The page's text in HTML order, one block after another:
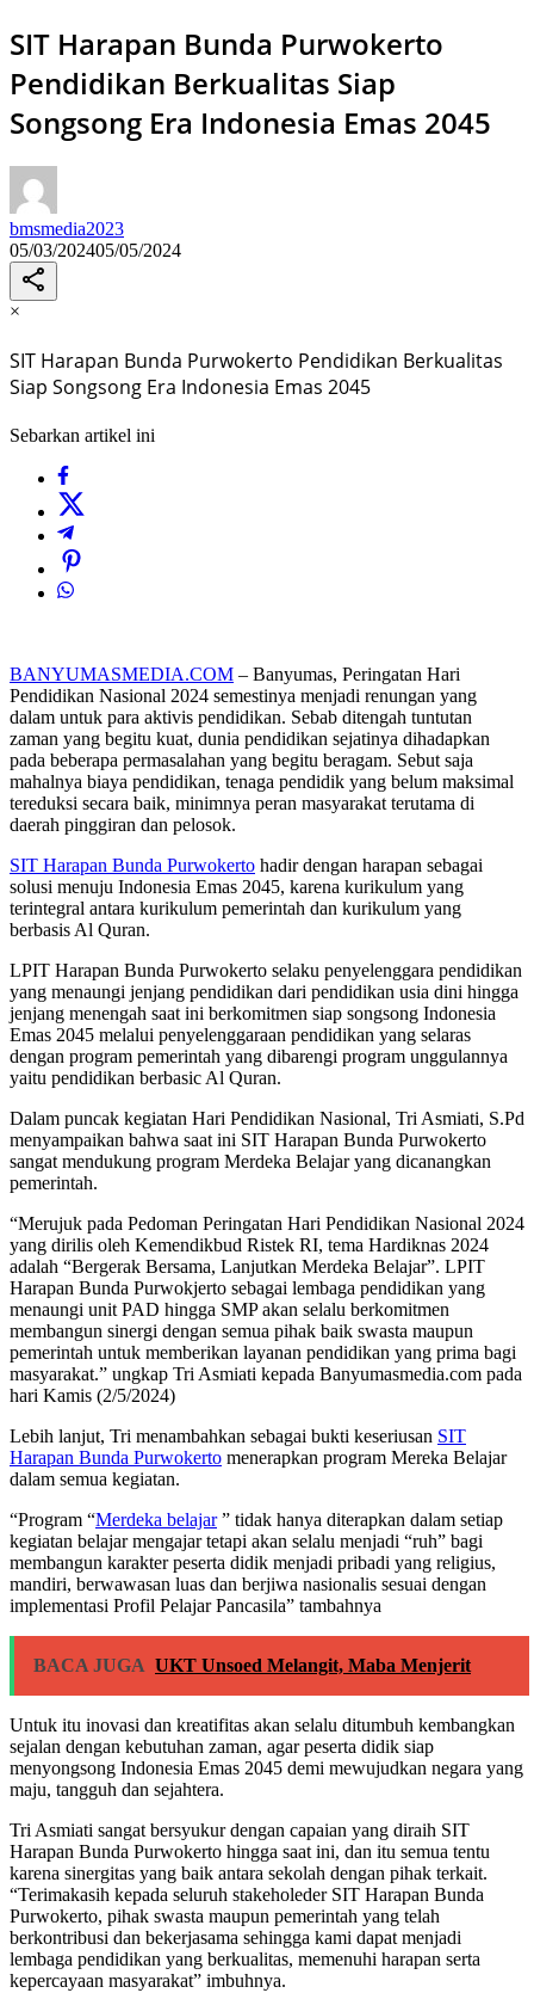
SIT Harapan Bunda Purwokerto
Pendidikan Berkualitas Siap
Songsong Era Indonesia Emas 2045
bmsmedia2023
05/03/202405/05/2024
×
SIT Harapan Bunda Purwokerto Pendidikan Berkualitas
Siap Songsong Era Indonesia Emas 2045
Sebarkan artikel ini
BANYUMASMEDIA.COM – Banyumas, Peringatan Hari
Pendidikan Nasional 2024 semestinya menjadi renungan yang
dalam untuk para aktivis pendidikan. Sebab ditengah tuntutan
zaman yang begitu kuat, dunia pendidikan sejatinya dihadapkan
pada beberapa permasalahan yang begitu beragam. Sebut saja
mahalnya biaya pendidikan, tenaga pendidik yang belum maksimal
tereduksi secara baik, minimnya peran masyarakat terutama di
daerah pinggiran dan pelosok.
SIT Harapan Bunda Purwokerto hadir dengan harapan sebagai
solusi menuju Indonesia Emas 2045, karena kurikulum yang
terintegral antara kurikulum pemerintah dan kurikulum yang
berbasis Al Quran.
LPIT Harapan Bunda Purwokerto selaku penyelenggara pendidikan
yang menaungi jenjang pendidikan dari pendidikan usia dini hingga
jenjang menengah saat ini berkomitmen siap songsong Indonesia
Emas 2045 melalui penyelenggaraan pendidikan yang selaras
dengan program pemerintah yang dibarengi program unggulannya
yaitu pendidikan berbasic Al Quran.
Dalam puncak kegiatan Hari Pendidikan Nasional, Tri Asmiati, S.Pd
menyampaikan bahwa saat ini SIT Harapan Bunda Purwokerto
sangat mendukung program Merdeka Belajar yang dicanangkan
pemerintah.
“Merujuk pada Pedoman Peringatan Hari Pendidikan Nasional 2024
yang dirilis oleh Kemendikbud Ristek RI, tema Hardiknas 2024
adalah “Bergerak Bersama, Lanjutkan Merdeka Belajar”. LPIT
Harapan Bunda Purwokjerto sebagai lembaga pendidikan yang
menaungi unit PAD hingga SMP akan selalu berkomitmen
membangun sinergi dengan semua pihak baik swasta maupun
pemerintah untuk memberikan layanan pendidikan yang prima bagi
masyarakat.” ungkap Tri Asmiati kepada Banyumasmedia.com pada
hari Kamis (2/5/2024)
Lebih lanjut, Tri menambahkan sebagai bukti keseriusan SIT
Harapan Bunda Purwokerto menerapkan program Mereka Belajar
dalam semua kegiatan.
“Program “Merdeka belajar” tidak hanya diterapkan dalam setiap
kegiatan belajar mengajar tetapi akan selalu menjadi “ruh” bagi
membangun karakter peserta didik menjadi pribadi yang religius,
mandiri, berwawasan luas dan berjiwa nasionalis sesuai dengan
implementasi Profil Pelajar Pancasila” tambahnya
BACA JUGA UKT Unsoed Melangit, Maba Menjerit
Untuk itu inovasi dan kreatifitas akan selalu ditumbuh kembangkan
sejalan dengan kebutuhan zaman, agar peserta didik siap
menyongsong Indonesia Emas 2045 demi mewujudkan negara yang
maju, tangguh dan sejahtera.
Tri Asmiati sangat bersyukur dengan capaian yang diraih SIT
Harapan Bunda Purwokerto hingga saat ini, dan itu semua tentu
karena sinergitas yang baik antara sekolah dengan pihak terkait.
“Terimakasih kepada seluruh stakeholeder SIT Harapan Bunda
Purwokerto, pihak swasta maupun pemerintah yang telah
berkontribusi dan bekerjasama sehingga kami dapat menjadi
lembaga pendidikan yang berkualitas, memenuhi harapan serta
kepercayaan masyarakat” imbuhnya.